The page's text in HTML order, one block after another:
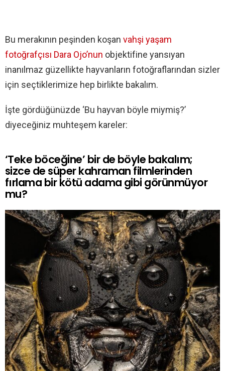
Bu merakının peşinden koşan vahşi yaşam
fotoğrafçısı Dara Ojo’nun objektifine yansıyan
inanılmaz güzellikte hayvanların fotoğraflarından sizler
için seçtiklerimize hep birlikte bakalım.
İşte gördüğünüzde ‘Bu hayvan böyle miymiş?’
diyeceğiniz muhteşem kareler:
‘Teke böceğine’ bir de böyle bakalım;
sizce de süper kahraman filmlerinden
fırlama bir kötü adama gibi görünmüyor
mu?